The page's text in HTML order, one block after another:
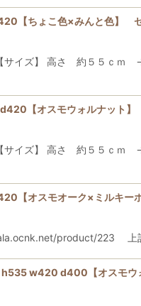
【ちょこ色×みんと色】
品 【サイズ】 高さ
【オスモウォルナット
【サイズ】 高さ 約
【オスモオーク×ミルキ
product/223 上記商
w420 d400【オスモ